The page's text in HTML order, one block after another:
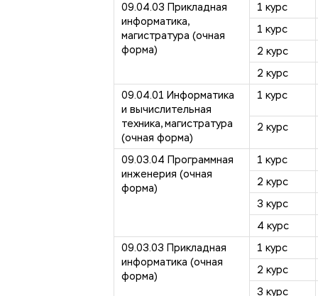
09.04.03 Прикладная
информатика,
магистратура (очная
форма)
1 курс
1 курс
2 курс
2 курс
09.04.01 Информатика
и вычислительная
техника, магистратура
(очная форма)
1 курс
2 курс
09.03.04 Программная
инженерия (очная
форма)
1 курс
2 курс
3 курс
4 курс
09.03.03 Прикладная
информатика (очная
форма)
1 курс
2 курс
3 курс